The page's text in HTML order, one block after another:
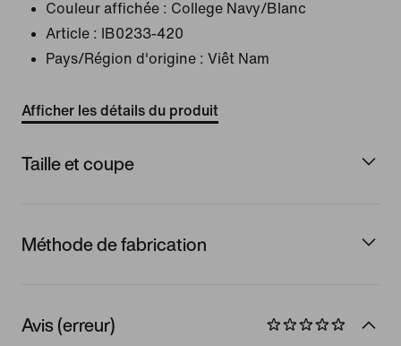
Couleur affichée : College Navy/Blanc
Article :
IB0233-420
Pays/Région d'origine : Viêt Nam
Afficher les détails du produit
Taille et coupe
Méthode de fabrication
Avis (erreur)